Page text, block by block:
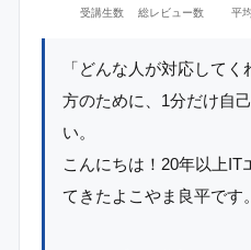
受講生数 総レビュー数 平
「どんな人が対応して
方のために、1分だけ自
い。
こんにちは！20年以上IT
てきたよこやま良平です。